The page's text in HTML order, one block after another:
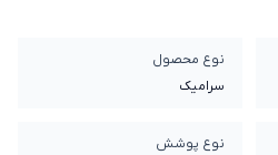
نوع محصول
سرامیک
نوع پوشش